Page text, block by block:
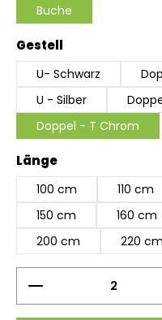
Buche
Gestell
U- Schwarz
U - Silber
Doppel - T Chrom
Längeauswählen
100 cm 110 cm
150 cm
160 cm
200 cm
220 cm
Produkt Anzahl: